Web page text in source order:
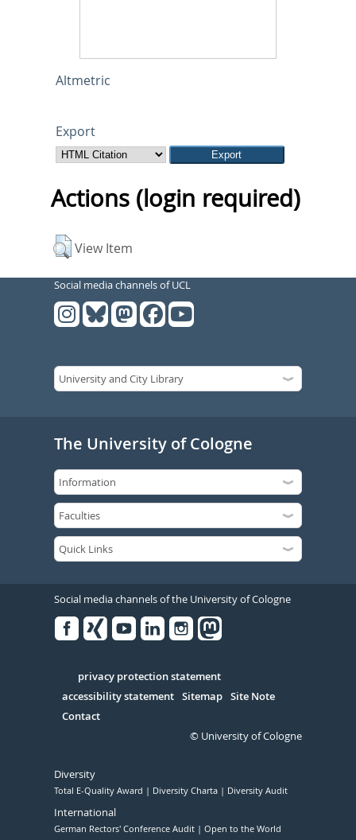
Altmetric
Export
Actions (login required)
View Item
Social media channels of UCL
The University of Cologne
Social media channels of the University of Cologne
Serivce
privacy protection statement
accessibility statement Sitemap Site Note
Contact
© University of Cologne
Diversity
Total E-Quality Award Diversity Charta Diversity Audit
International
German Rectors' Conference Audit Open to the World